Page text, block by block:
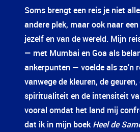
Soms brengt een reis je niet
andere plek, maar ook naar
jezelf en van de wereld. Mijn
— met Mumbai en Goa als
ankerpunten — voelde als zo’n
vanwege de kleuren, de
spiritualiteit en de intensiteit
vooral omdat het land mij
dat ik in mijn boekHeel de